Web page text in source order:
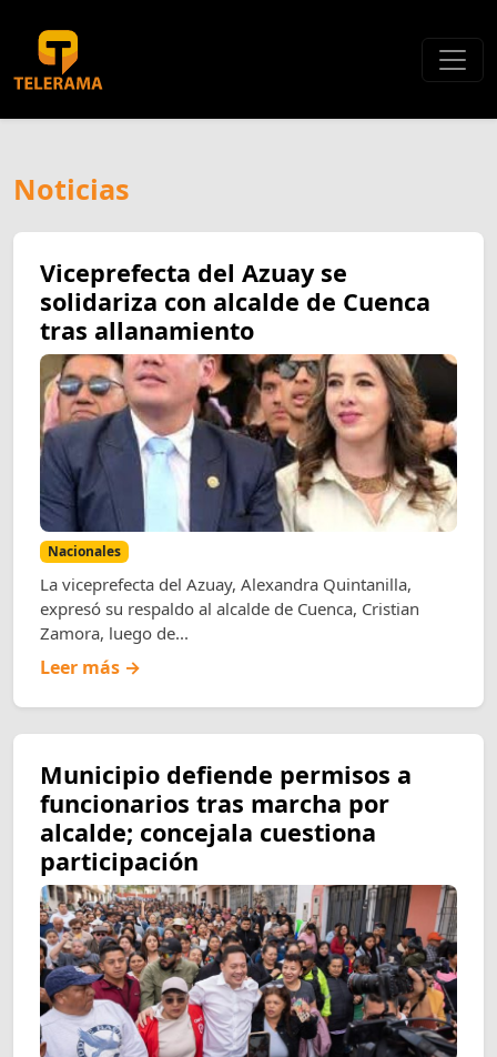
Noticias
Viceprefecta del Azuay se
solidariza con alcalde de Cuenca
tras allanamiento
Nacionales
La viceprefecta del Azuay, Alexandra Quintanilla,
expresó su respaldo al alcalde de Cuenca, Cristian
Zamora, luego de...
Leer más →
Municipio defiende permisos a
funcionarios tras marcha por
alcalde; concejala cuestiona
participación